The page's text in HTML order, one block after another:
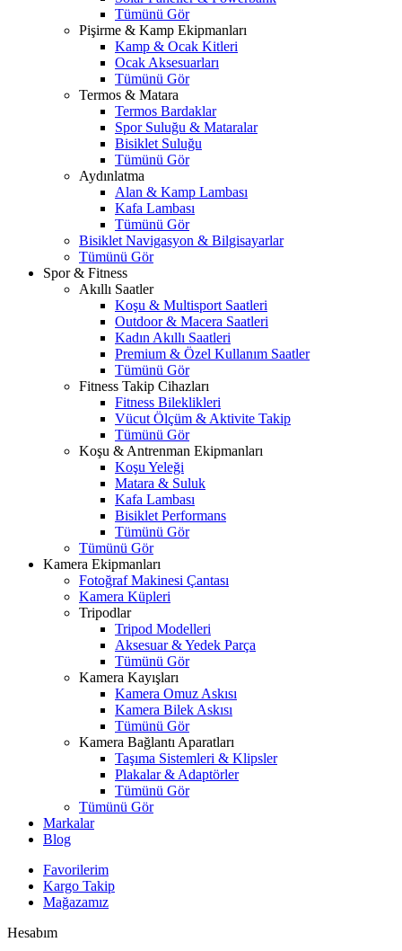
Tümünü Gör
Pişirme & Kamp Ekipmanları
Kamp & Ocak Kitleri
Ocak Aksesuarları
Tümünü Gör
Termos & Matara
Termos Bardaklar
Spor Suluğu & Mataralar
Bisiklet Suluğu
Tümünü Gör
Aydınlatma
Alan & Kamp Lambası
Kafa Lambası
Tümünü Gör
Bisiklet Navigasyon & Bilgisayarlar
Tümünü Gör
Spor & Fitness
Akıllı Saatler
Koşu & Multisport Saatleri
Outdoor & Macera Saatleri
Kadın Akıllı Saatleri
Premium & Özel Kullanım Saatler
Tümünü Gör
Fitness Takip Cihazları
Fitness Bileklikleri
Vücut Ölçüm & Aktivite Takip
Tümünü Gör
Koşu & Antrenman Ekipmanları
Koşu Yeleği
Matara & Suluk
Kafa Lambası
Bisiklet Performans
Tümünü Gör
Tümünü Gör
Kamera Ekipmanları
Fotoğraf Makinesi Çantası
Kamera Küpleri
Tripodlar
Tripod Modelleri
Aksesuar & Yedek Parça
Tümünü Gör
Kamera Kayışları
Kamera Omuz Askısı
Kamera Bilek Askısı
Tümünü Gör
Kamera Bağlantı Aparatları
Taşıma Sistemleri & Klipsler
Plakalar & Adaptörler
Tümünü Gör
Tümünü Gör
Markalar
Blog
Favorilerim
Kargo Takip
Mağazamız
Hesabım